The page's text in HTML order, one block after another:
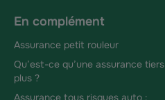
En complément
Assurance petit rouleur
Qu’est-ce qu’une assurance tiers
plus ?
Assurance tous risques auto :